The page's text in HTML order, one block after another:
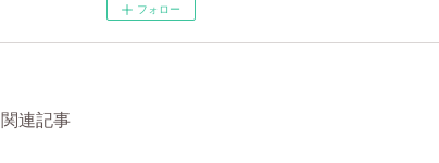
フォロー
関連記事